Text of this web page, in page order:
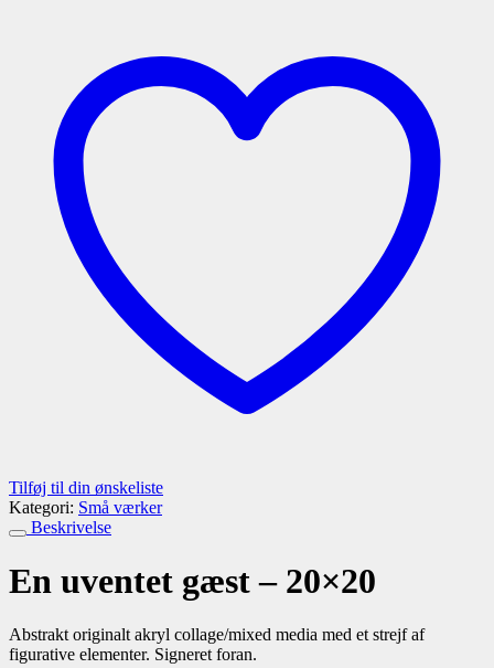
Tilføj til din ønskeliste
Kategori: Små værker
Beskrivelse
En uventet gæst – 20×20
Abstrakt originalt akryl collage/mixed media med et strejf af
figurative elementer. Signeret foran.